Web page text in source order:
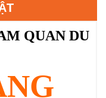
QUAN DU